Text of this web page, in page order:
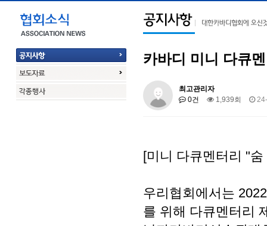
카바디 미니 다큐
최고관리자
0건
1,939회
[미니 다큐멘터리 "
우리협회에서는
를 위해 다큐멘터리